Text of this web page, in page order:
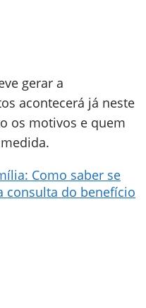
gerar a
acontecerá já neste
os motivos e quem
Como saber se
consulta do benefício